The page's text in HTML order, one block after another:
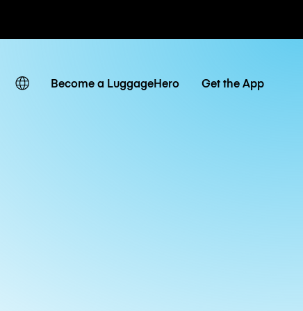
Become a LuggageHero Get the App